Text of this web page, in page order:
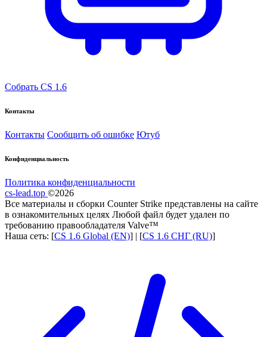
Собрать CS 1.6
Контакты
Контакты Сообщить об ошибке Ютуб
Конфиденциальность
Политика конфиденциальности
cs-lead.top ©2026
Все материалы и сборки Counter Strike представлены на сайте
в ознакомительных целях Любой файл будет удален по
требованию правообладателя Valve™
Наша сеть: [CS 1.6 Global (EN)] | [CS 1.6 СНГ (RU)]